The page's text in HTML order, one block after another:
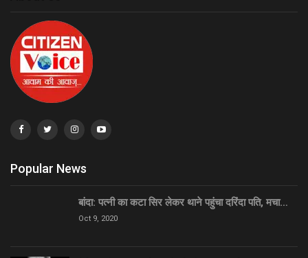
Popular News
बांदा: पत्नी का कटा सिर लेकर थाने पहुंचा दरिंदा पति, मचा…
Oct 9, 2020